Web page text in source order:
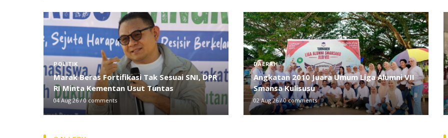
DAERAH
Angkatan 2010 Juara Umum Liga Alumni VII
Smansa Kulisusu
02 Aug 26/0 comments
EKOBIS
BPJS Ketenagakerjaan Sosialisasi Jaminan
Sosial ke Pedagang Pasar Baruga
29 Jul 26/ 0 comments